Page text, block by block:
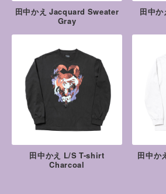
田中かえ Jacquard Sweater
Gray
田中
田中かえ L/S T-shirt
Charcoal
田中か